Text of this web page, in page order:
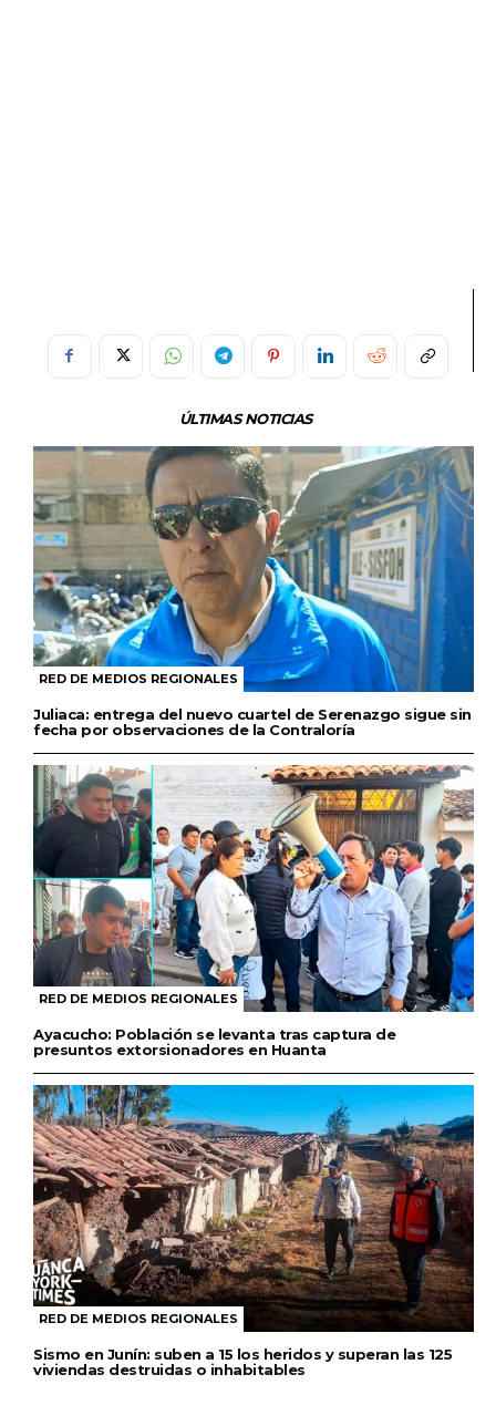
ÚLTIMAS NOTICIAS
RED DE MEDIOS REGIONALES
Juliaca: entrega del nuevo cuartel de Serenazgo sigue sin
fecha por observaciones de la Contraloría
RED DE MEDIOS REGIONALES
Ayacucho: Población se levanta tras captura de
presuntos extorsionadores en Huanta
RED DE MEDIOS REGIONALES
Sismo en Junín: suben a 15 los heridos y superan las 125
viviendas destruidas o inhabitables